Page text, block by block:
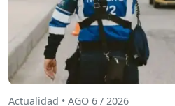
Actualidad • AGO 6 / 2026